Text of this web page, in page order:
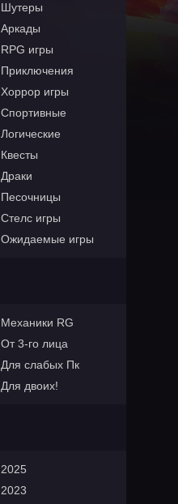
Шутеры
Аркады
RPG игры
Приключения
Хоррор игры
Спортивные
Логические
Квесты
Драки
Песочницы
Стелс игры
Ожидаемые игры
Механики RG
От 3-го лица
Для слабых Пк
Для двоих!
2025
2023